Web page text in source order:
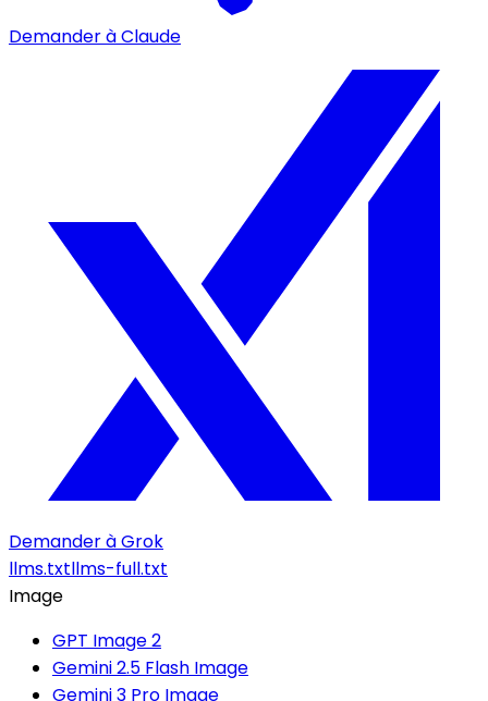
Demander à Claude
Demander à Grok
llms.txtllms-full.txt
Image
GPT Image 2
Gemini 2.5 Flash Image
Gemini 3 Pro Image